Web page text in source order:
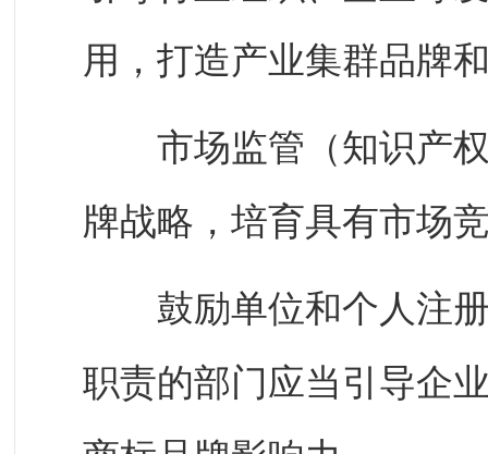
用，打造产业集群品牌
市场监管（知识产权
牌战略，培育具有市场
鼓励单位和个人注册
职责的部门应当引导企